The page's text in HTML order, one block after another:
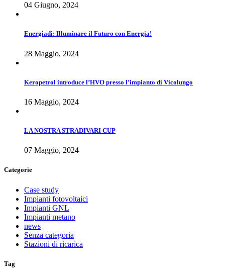
04 Giugno, 2024
Energiadi: Illuminare il Futuro con Energia!
28 Maggio, 2024
Keropetrol introduce l’HVO presso l’impianto di Vicolungo
16 Maggio, 2024
LA NOSTRA STRADIVARI CUP
07 Maggio, 2024
Categorie
Case study
Impianti fotovoltaici
Impianti GNL
Impianti metano
news
Senza categoria
Stazioni di ricarica
Tag